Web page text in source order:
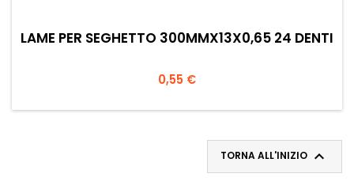
LAME PER SEGHETTO 300MMX13X0,65 24 DENTI
Prezzo
0,55 €
TORNA ALL'INIZIO 